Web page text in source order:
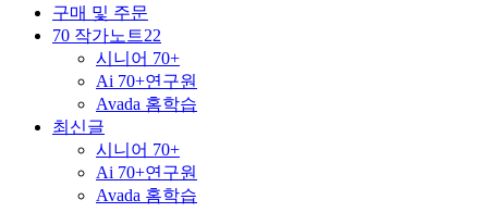
구매 및 주문
70 작가노트22
시니어 70+
Ai 70+연구원
Avada 홈학습
최신글
시니어 70+
Ai 70+연구원
Avada 홈학습